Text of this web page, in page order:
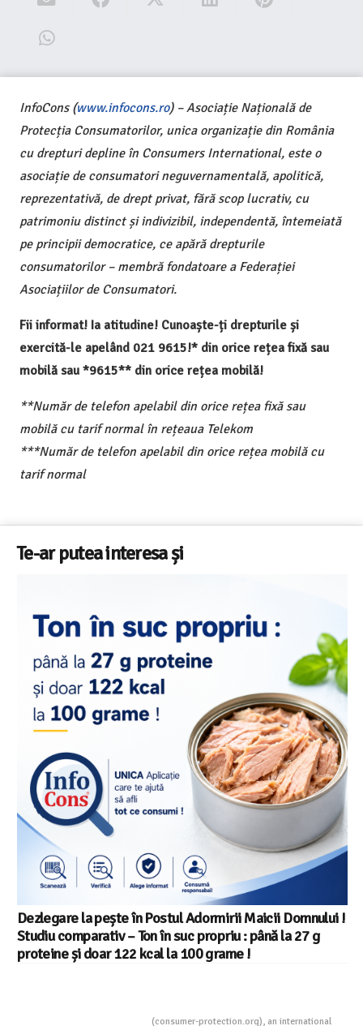
InfoCons (www.infocons.ro) – Asociație Națională de
Protecția Consumatorilor, unica organizație din România
cu drepturi depline în Consumers International, este o
asociație de consumatori neguvernamentală, apolitică,
reprezentativă, de drept privat, fără scop lucrativ, cu
patrimoniu distinct și indivizibil, independentă, întemeiată
pe principii democratice, ce apără drepturile
consumatorilor – membră fondatoare a Federației
Asociațiilor de Consumatori.
Fii informat! Ia atitudine! Cunoaște-ți drepturile și
exercită-le apelând 021 9615!* din orice rețea fixă sau
mobilă sau *9615** din orice rețea mobilă!
**Număr de telefon apelabil din orice rețea fixă sau
mobilă cu tarif normal în rețeaua Telekom
***Număr de telefon apelabil din orice rețea mobilă cu
tarif normal
Te-ar putea interesa și
Dezlegare la pește în Postul Adormirii Maicii Domnului !
Studiu comparativ – Ton în suc propriu : până la 27 g
proteine și doar 122 kcal la 100 grame !
(consumer-protection.org), an international